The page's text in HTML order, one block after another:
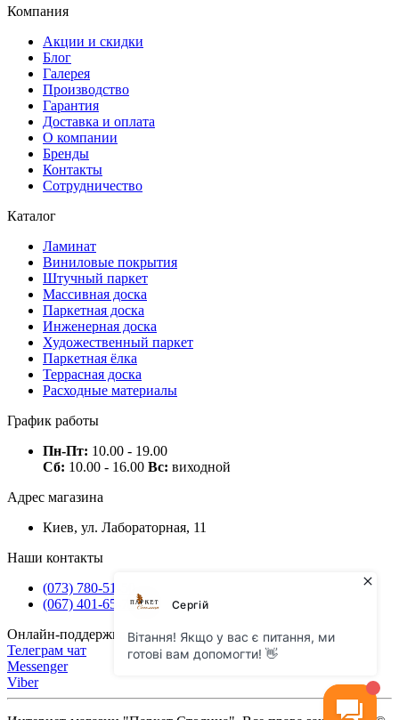
Компания
Акции и скидки
Блог
Галерея
Производство
Гарантия
Доставка и оплата
О компании
Бренды
Контакты
Сотрудничество
Каталог
Ламинат
Виниловые покрытия
Штучный паркет
Массивная доска
Паркетная доска
Инженерная доска
Художественный паркет
Паркетная ёлка
Террасная доска
Расходные материалы
График работы
Пн-Пт: 10.00 - 19.00
Сб: 10.00 - 16.00 Вс: виходной
Адрес магазина
Киев, ул. Лабораторная, 11
Наши контакты
(073) 780-51-50
(067) 401-65-71
Онлайн-поддержка
Телеграм чат
Messenger
Viber